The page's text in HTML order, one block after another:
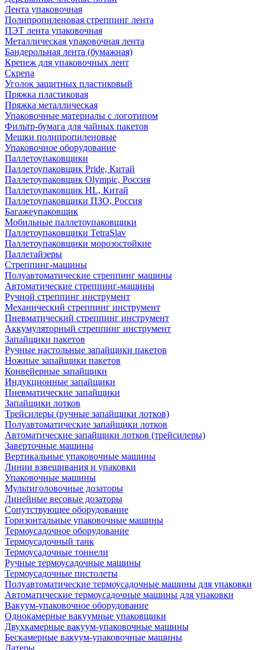
Лента упаковочная
Полипропиленовая стреппинг лента
ПЭТ лента упаковочная
Металлическая упаковочная лента
Бандерольная лента (бумажная)
Крепеж для упаковочных лент
Скрепа
Уголок защитных пластиковый
Пряжка пластиковая
Пряжка металлическая
Упаковочные материалы с логотипом
Фильтр-бумага для чайных пакетов
Мешки полипропиленовые
Упаковочное оборудование
Паллетоупаковщики
Паллетоупаковщик Pride, Китай
Паллетоупаковщик Olympic, Россия
Паллетоупаковщик HL, Китай
Паллетоупаковщики ПЗО, Россия
Багажеупаковщик
Мобильные паллетоупаковщики
Паллетоупаковщики TetraSlav
Паллетоупаковщики морозостойкие
Паллетайзеры
Стреппинг-машины
Полуавтоматические стреппинг машины
Автоматические стреппинг-машины
Ручной стреппинг инструмент
Механический стреппинг инструмент
Пневматический стреппинг инструмент
Аккумуляторный стреппинг инструмент
Запайщики пакетов
Ручные настольные запайщики пакетов
Ножные запайщики пакетов
Конвейерные запайщики
Индукционные запайщики
Пневматические запайщики
Запайщики лотков
Трейсилеры (ручные запайщики лотков)
Полуавтоматические запайщики лотков
Автоматические запайщики лотков (трейсилеры)
Заверточные машины
Вертикальные упаковочные машины
Линии взвешивания и упаковки
Упаковочные машины
Мультиголовочные дозаторы
Линейные весовые дозаторы
Сопутствующее оборудование
Горизонтальные упаковочные машины
Термоусадочное оборудование
Термоусадочный танк
Термоусадочные тоннели
Ручные термоусадочные машины
Термоусадочные пистолеты
Полуавтоматические термоусадочные машины для упаковки
Автоматические термоусадочные машины для упаковки
Вакуум-упаковочное оборудование
Однокамерные вакуумные упаковщики
Двухкамерные вакуум-упаковочные машины
Бескамерные вакуум-упаковочные машины
Датеры